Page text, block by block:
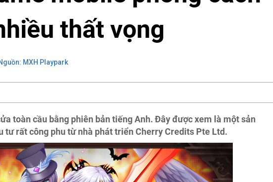
thất vọng
MXH Playpark
toàn cầu bằng phiên bản tiếng Anh. Đây được xem là một sản
tư rất công phu từ nhà phát triển Cherry Credits Pte Ltd.